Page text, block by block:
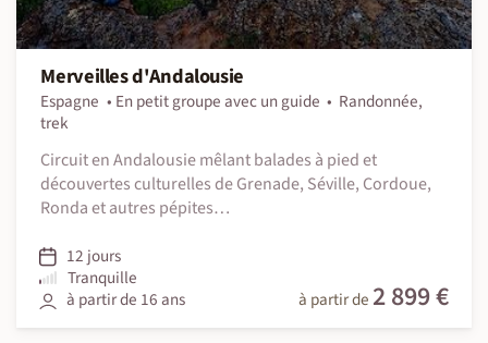
Merveilles d'Andalousie
Espagne En petit groupe avec un guide
Randonnée,
trek
Circuit en Andalousie mêlant balades à pied et
découvertes culturelles de Grenade, Séville, Cordoue,
Ronda et autres pépites…
12 jours
Tranquille
à partir de 16 ans
à partir de 2 899 €